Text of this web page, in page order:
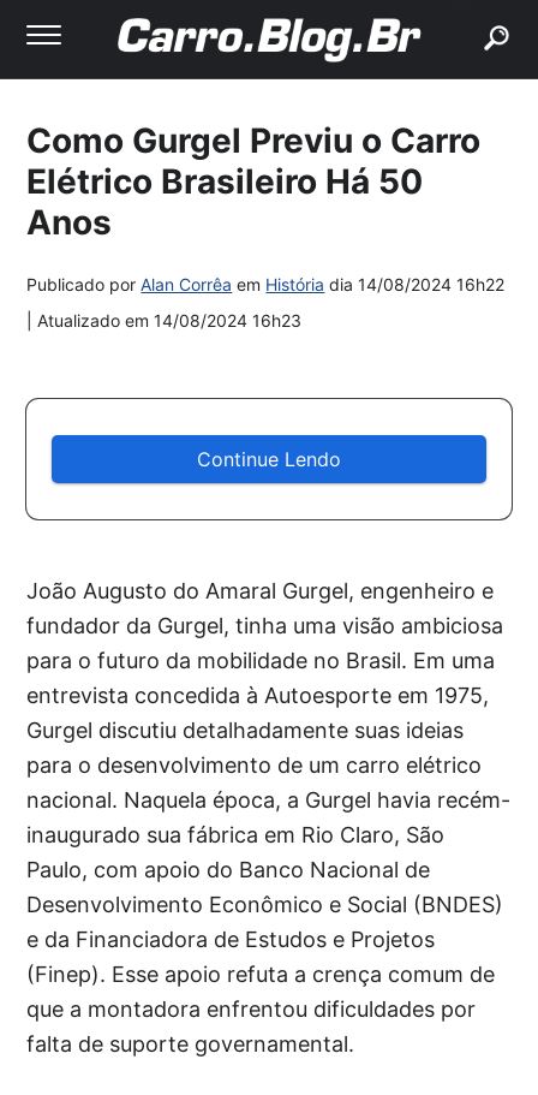
Como Gurgel Previu o Carro
Elétrico Brasileiro Há 50
Anos
Publicado porAlan Corrêa em História dia14/08/2024 16h22
| Atualizado em14/08/2024 16h23
Continue Lendo
João Augusto do Amaral Gurgel, engenheiro e
fundador da Gurgel, tinha uma visão ambiciosa
para o futuro da mobilidade no Brasil. Em uma
entrevista concedida à Autoesporte em 1975,
Gurgel discutiu detalhadamente suas ideias
para o desenvolvimento de um carro elétrico
nacional. Naquela época, a Gurgel havia recém-
inaugurado sua fábrica em Rio Claro, São
Paulo, com apoio do Banco Nacional de
Desenvolvimento Econômico e Social (BNDES)
e da Financiadora de Estudos e Projetos
(Finep). Esse apoio refuta a crença comum de
que a montadora enfrentou dificuldades por
falta de suporte governamental.